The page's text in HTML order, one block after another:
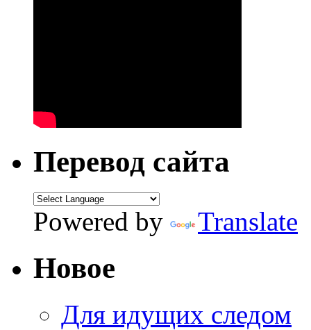
Перевод сайта
Powered by Translate
Новое
Для идущих следом